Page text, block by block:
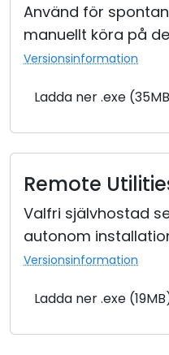
Använd för
manuellt köra på
Versionsinformation
Ladda ner .exe
Remote
Valfri självhostad
autonom
Versionsinformation
Ladda ner .exe